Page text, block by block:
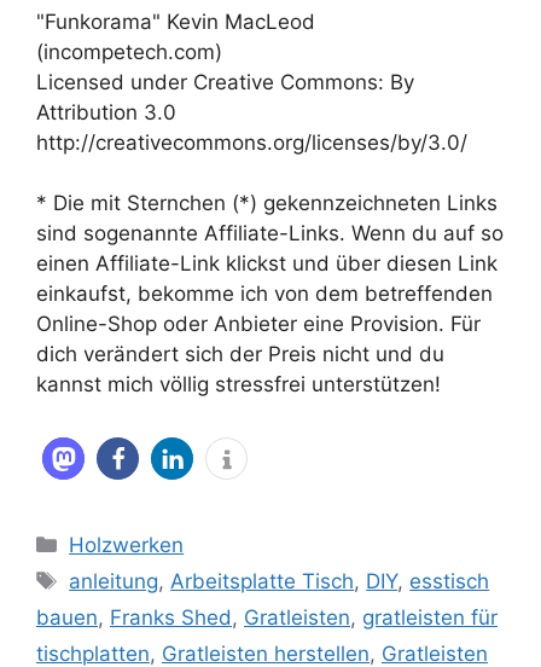
"Funkorama" Kevin MacLeod
(incompetech.com)
Licensed under Creative Commons: By
Attribution 3.0
http://creativecommons.org/licenses/by/3.0/
* Die mit Sternchen (*) gekennzeichneten Links
sind sogenannte Affiliate-Links. Wenn du auf so
einen Affiliate-Link klickst und über diesen Link
einkaufst, bekomme ich von dem betreffenden
Online-Shop oder Anbieter eine Provision. Für
dich verändert sich der Preis nicht und du
kannst mich völlig stressfrei unterstützen!
Kategorien
Holzwerken
Schlagwörter
anleitung, Arbeitsplatte Tisch, DIY, esstisch
bauen, Franks Shed , Gratleisten, gratleisten für
tischplatten, Gratleisten herstellen, Gratleisten